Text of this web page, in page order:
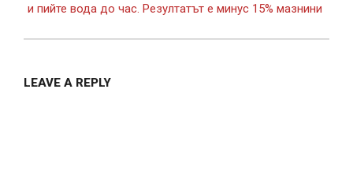
и пийте вода до час. Резултатът е минус 15% мазнини
LEAVE A REPLY